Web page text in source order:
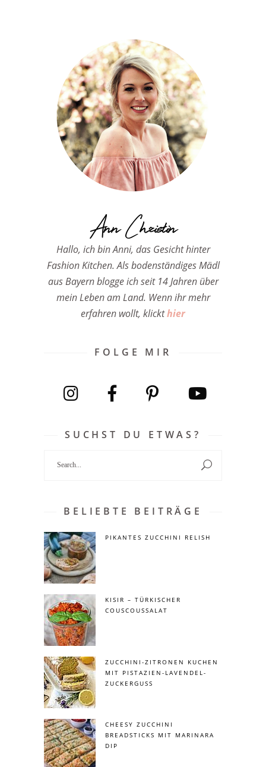
Ann Christin
Hallo, ich bin Anni, das Gesicht hinter
Fashion Kitchen. Als bodenständiges Mädl
aus Bayern blogge ich seit 14 Jahren über
mein Leben am Land. Wenn ihr mehr
erfahren wollt, klickthier
FOLGE MIR
SUCHST DU ETWAS?
BELIEBTE BEITRÄGE
PIKANTES ZUCCHINI RELISH
KISIR – TÜRKISCHER
COUSCOUSSALAT
ZUCCHINI-ZITRONEN KUCHEN
MIT PISTAZIEN-LAVENDEL-
ZUCKERGUSS
CHEESY ZUCCHINI
BREADSTICKS MIT MARINARA
DIP